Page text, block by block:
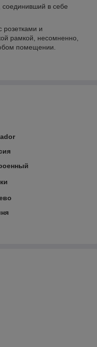
в себе
розетками и
рамкой, несомненно,
помещении.